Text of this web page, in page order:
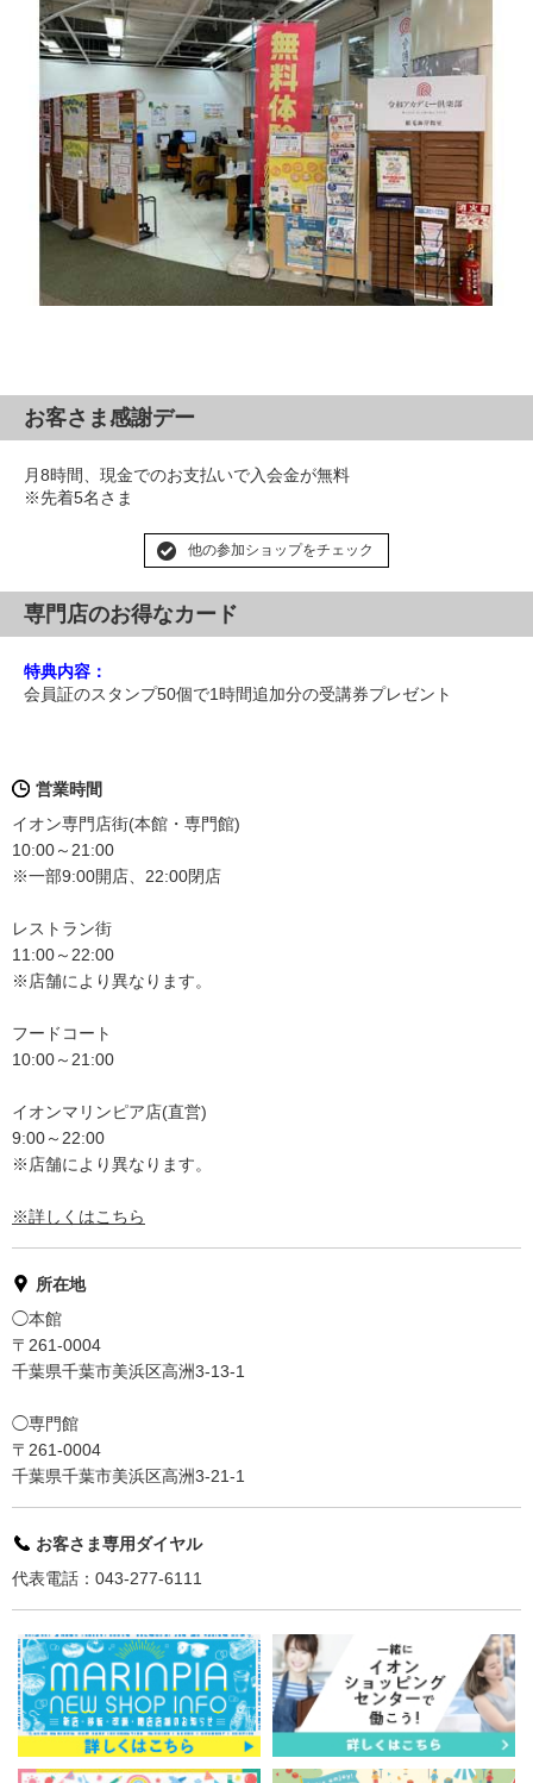
お客さま感謝デー
月8時間、現金でのお支払いで入会金が無料
※先着5名さま
他の参加ショップをチェック
専門店のお得なカード
特典内容：
会員証のスタンプ50個で1時間追加分の受講券プレゼント
営業時間
イオン専門店街(本館・専門館)
10:00～21:00
※一部9:00開店、22:00閉店
レストラン街
11:00～22:00
※店舗により異なります。
フードコート
10:00～21:00
イオンマリンピア店(直営)
9:00～22:00
※店舗により異なります。
※詳しくはこちら
所在地
◯本館
〒261-0004
千葉県千葉市美浜区高洲3-13-1
◯専門館
〒261-0004
千葉県千葉市美浜区高洲3-21-1
お客さま専用ダイヤル
代表電話：043-277-6111